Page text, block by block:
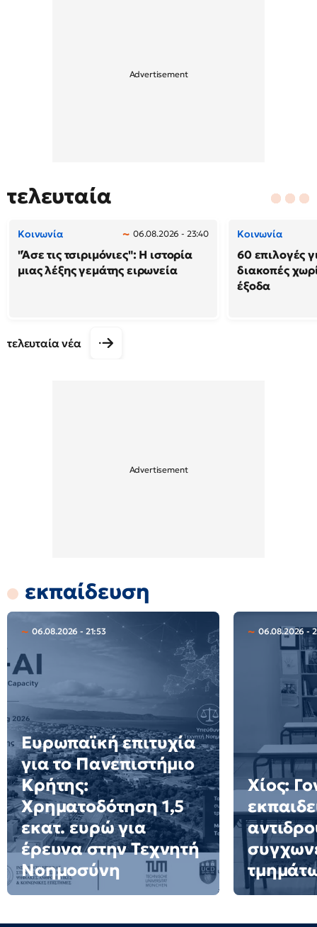
τελευταία
Κοινωνία 06.08.2026 - 23:40
"Άσε τις τσιριμόνιες": Η ιστορία
μιας λέξης γεμάτης ειρωνεία
Κοινωνία
60 επιλογές
διακοπές
έξοδα
τελευταία νέα
εκπαίδευση
06.08.2026 - 21:53
Ευρωπαϊκή επιτυχία
για το Πανεπιστήμιο
Κρήτης:
Χρηματοδότηση 1,5
εκατ. ευρώ για
έρευνα στην Τεχνητή
Νοημοσύνη
06.08.2026 -
Χίος: